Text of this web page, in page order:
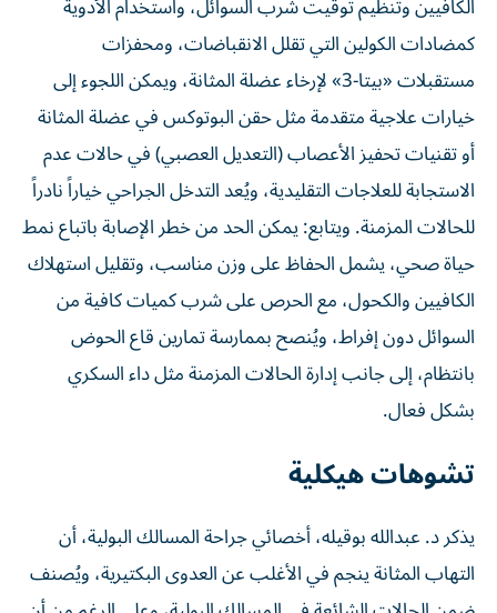
كمضادات الكولين التي تقلل الانقباضات، ومحفزات
مستقبلات «بيتا-3» لإرخاء عضلة المثانة، ويمكن اللجوء إلى
خيارات علاجية متقدمة مثل حقن البوتوكس في عضلة المثانة
أو تقنيات تحفيز الأعصاب (التعديل العصبي) في حالات عدم
الاستجابة للعلاجات التقليدية، ويُعد التدخل الجراحي خياراً نادراً
للحالات المزمنة. ويتابع: يمكن الحد من خطر الإصابة باتباع نمط
حياة صحي، يشمل الحفاظ على وزن مناسب، وتقليل استهلاك
الكافيين والكحول، مع الحرص على شرب كميات كافية من
السوائل دون إفراط، ويُنصح بممارسة تمارين قاع الحوض
بانتظام، إلى جانب إدارة الحالات المزمنة مثل داء السكري
بشكل فعال.
تشوهات هيكلية
يذكر د. عبدالله بوقيله، أخصائي جراحة المسالك البولية، أن
التهاب المثانة ينجم في الأغلب عن العدوى البكتيرية، ويُصنف